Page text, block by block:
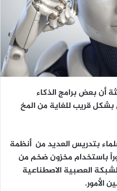
أن بعض برامج الذكاء
قريب للغاية من المخ
بتدريس العديد من أنظمة
باستخدام مخزون ضخم من
العصبية الاصطناعية
الأمور.